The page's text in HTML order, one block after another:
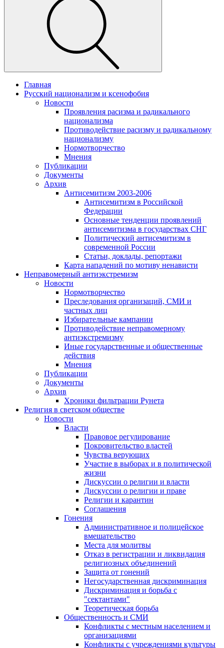
Главная
Русский национализм и ксенофобия
Новости
Проявления расизма и радикального
национализма
Противодействие расизму и радикальному
национализму
Нормотворчество
Мнения
Публикации
Документы
Архив
Антисемитизм 2003-2006
Антисемитизм в Российской
Федерации
Основные тенденции проявлений
антисемитизма в государствах СНГ
Политический антисемитизм в
современной России
Статьи, доклады, репортажи
Карта нападений по мотиву ненависти
Неправомерный антиэкстремизм
Новости
Нормотворчество
Преследования организаций, СМИ и
частных лиц
Избирательные кампании
Противодействие неправомерному
антиэкстремизму
Иные государственные и общественные
действия
Мнения
Публикации
Документы
Архив
Хроники фильтрации Рунета
Религия в светском обществе
Новости
Власти
Правовое регулирование
Покровительство властей
Чувства верующих
Участие в выборах и в политической
жизни
Дискуссии о религии и власти
Дискуссии о религии и праве
Религии и карантин
Соглашения
Гонения
Административное и полицейское
вмешательство
Места для молитвы
Отказ в регистрации и ликвидация
религиозных объединений
Защита от гонений
Негосударственная дискриминация
Дискриминация и борьба с
"сектантами"
Теоретическая борьба
Общественность и СМИ
Конфликты с местным населением и
организациями
Конфликты с учреждениями культуры